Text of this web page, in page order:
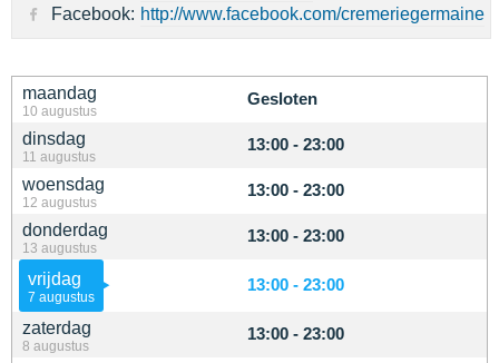
maandag
10 augustus
Gesloten
dinsdag
11 augustus
13:00 - 23:00
woensdag
12 augustus
13:00 - 23:00
donderdag
13 augustus
13:00 - 23:00
vrijdag
7 augustus
13:00 - 23:00
zaterdag
8 augustus
13:00 - 23:00
Facebook: http://www.facebook.com/cremeriegermaine